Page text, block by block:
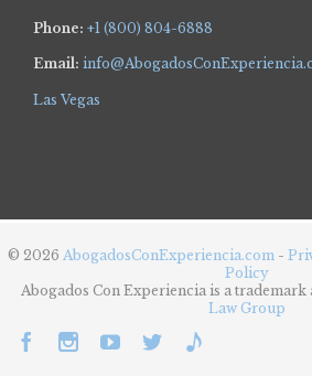
Phone: +1 (800) 804-6888
Email:
Las Vegas
© 2026 AbogadosConExperiencia.com-
Policy
Abogados Con Experiencia is a trademark
Law Group
    